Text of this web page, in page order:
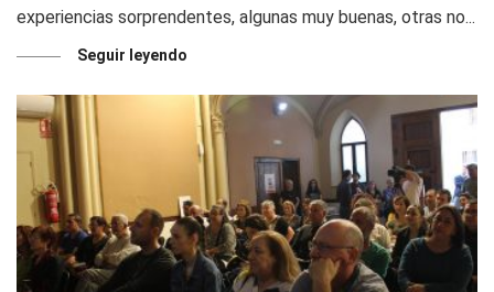
experiencias sorprendentes, algunas muy buenas, otras no...
Seguir leyendo